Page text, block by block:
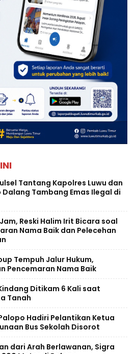
Tantang Kapolres Luwu dan
Tambang Emas Ilegal di
Reski Halim Irit Bicara soal
Nama Baik dan Pelecehan
Tempuh Jalur Hukum,
Pencemaran Nama Baik
Ditikam 6 Kali saat
Tanah
Hadiri Pelantikan Ketua
Bus Sekolah Disorot
dari Arah Berlawanan, Sigra